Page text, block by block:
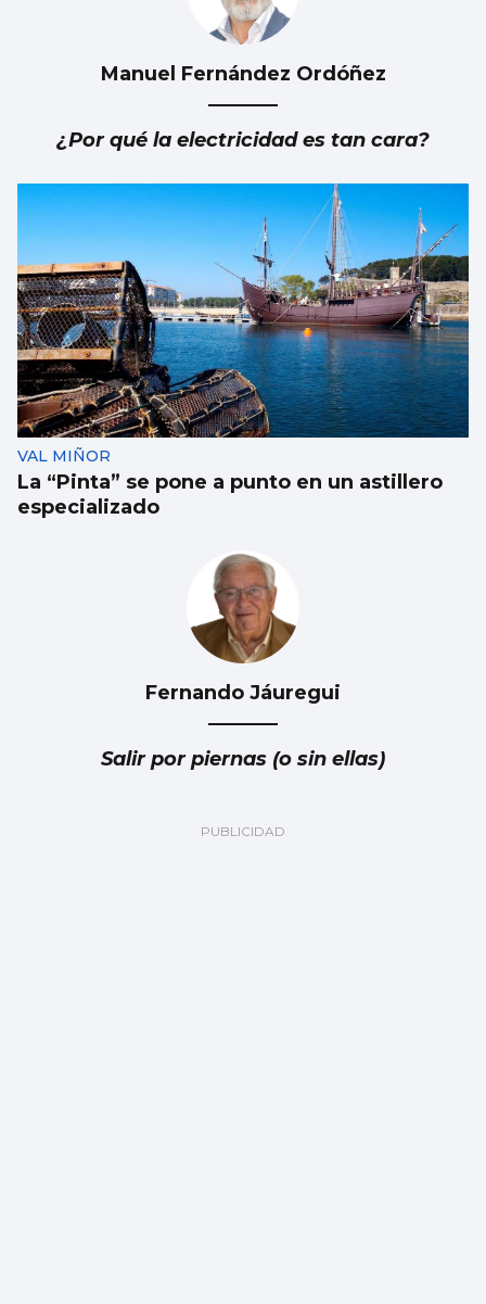
Manuel Fernández Ordóñez
¿Por qué la electricidad es tan cara?
VAL MIÑOR
La “Pinta” se pone a punto en un astillero
especializado
Fernando Jáuregui
Salir por piernas (o sin ellas)